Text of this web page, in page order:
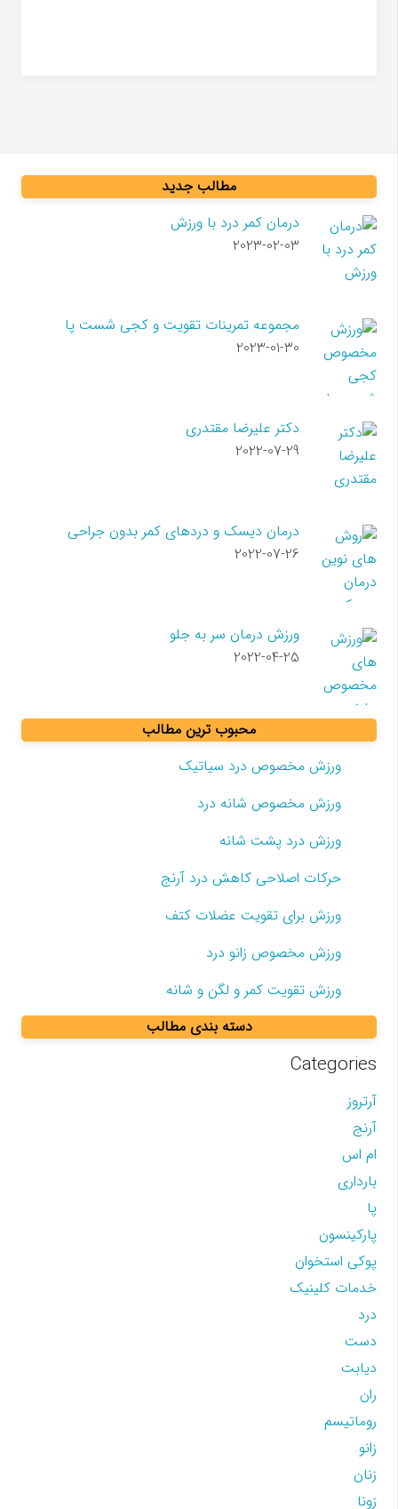
مطالب جدید
درمان کمر درد با ورزش
2023-02-03
مجموعه تمرینات تقویت و کجی شست پا
2023-01-30
دکتر علیرضا مقتدری
2022-07-29
درمان دیسک و دردهای کمر بدون جراحی
2022-07-26
ورزش درمان سر به جلو
2022-04-25
محبوب ترین مطالب
ورزش مخصوص درد سیاتیک
ورزش مخصوص شانه درد
ورزش درد پشت شانه
حرکات اصلاحی کاهش درد آرنج
ورزش برای تقویت عضلات کتف
ورزش مخصوص زانو درد
ورزش تقویت کمر و لگن و شانه
دسته بندی مطالب
Categories
آرتروز
آرنج
ام اس
بارداری
پا
پارکینسون
پوکی استخوان
خدمات کلینیک
درد
دست
دیابت
ران
روماتیسم
زانو
زنان
زونا